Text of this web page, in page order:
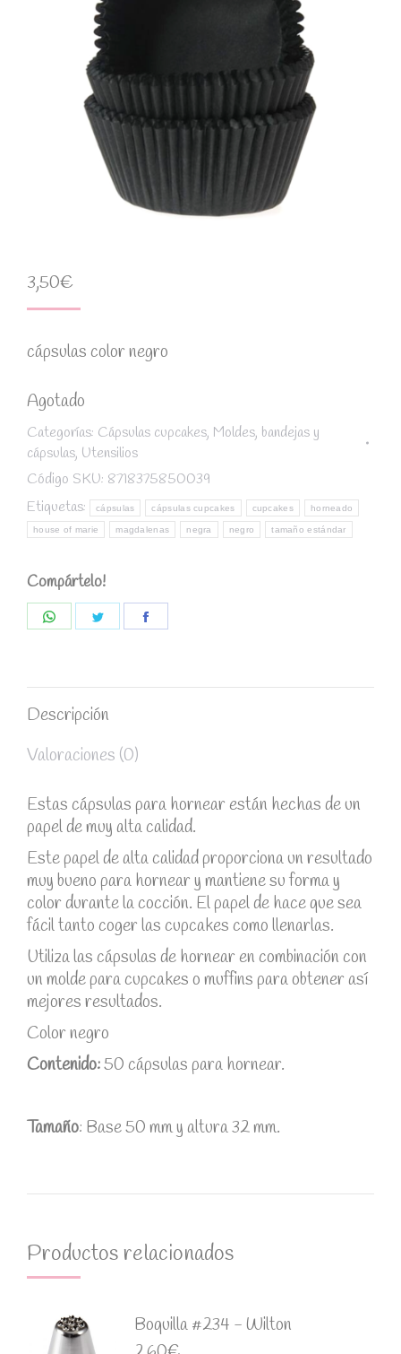
3,50€
cápsulas color negro
Agotado
Categorías: Cápsulas cupcakes, Moldes, bandejas y
cápsulas, Utensilios
Código SKU: 8718375850039
Etiquetas:
cápsulas cápsulas cupcakes cupcakes horneado
house of marie magdalenas negra negro tamaño estándar
Compártelo!
Descripción
Valoraciones (0)
Estas cápsulas para hornear están hechas de un
papel de muy alta calidad.
Este papel de alta calidad proporciona un resultado
muy bueno para hornear y mantiene su forma y
color durante la cocción. El papel de hace que sea
fácil tanto coger las cupcakes como llenarlas.
Utiliza las cápsulas de hornear en combinación con
un molde para cupcakes o muffins para obtener así
mejores resultados.
Color negro
Contenido:50 cápsulas para hornear.
Tamaño: Base 50 mm y altura 32 mm.
Productos relacionados
Boquilla #234 - Wilton